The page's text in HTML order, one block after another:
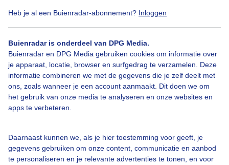
Heb je al een Buienradar-abonnement? Inloggen
Buienradar is onderdeel van DPG Media.
Buienradar en DPG Media gebruiken cookies om informatie over
je apparaat, locatie, browser en surfgedrag te verzamelen. Deze
informatie combineren we met de gegevens die je zelf deelt met
ons, zoals wanneer je een account aanmaakt. Dit doen we om
het gebruik van onze media te analyseren en onze websites en
apps te verbeteren.
Daarnaast kunnen we, als je hier toestemming voor geeft, je
gegevens gebruiken om onze content, communicatie en aanbod
te personaliseren en je relevante advertenties te tonen, en voor
Bekijk slideshow
Een moment geduld aub...